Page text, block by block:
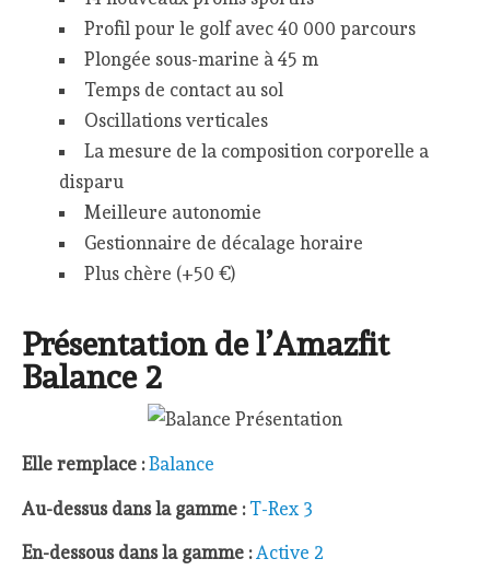
Profil pour le golf avec 40 000 parcours
Plongée sous-marine à 45 m
Temps de contact au sol
Oscillations verticales
La mesure de la composition corporelle a
disparu
Meilleure autonomie
Gestionnaire de décalage horaire
Plus chère (+50 €)
Présentation de l’Amazfit
Balance 2
Elle remplace : Balance
Au-dessus dans la gamme : T-Rex 3
En-dessous dans la gamme :Active 2